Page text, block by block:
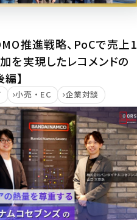
推進戦略、PoCで売上1
を実現したレコメンドの
】
小売・EC 企業対談